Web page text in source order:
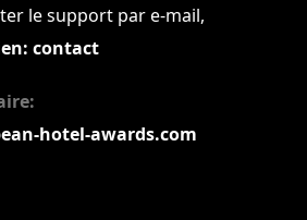
le support par e-mail,
contact
hotel-awards.com